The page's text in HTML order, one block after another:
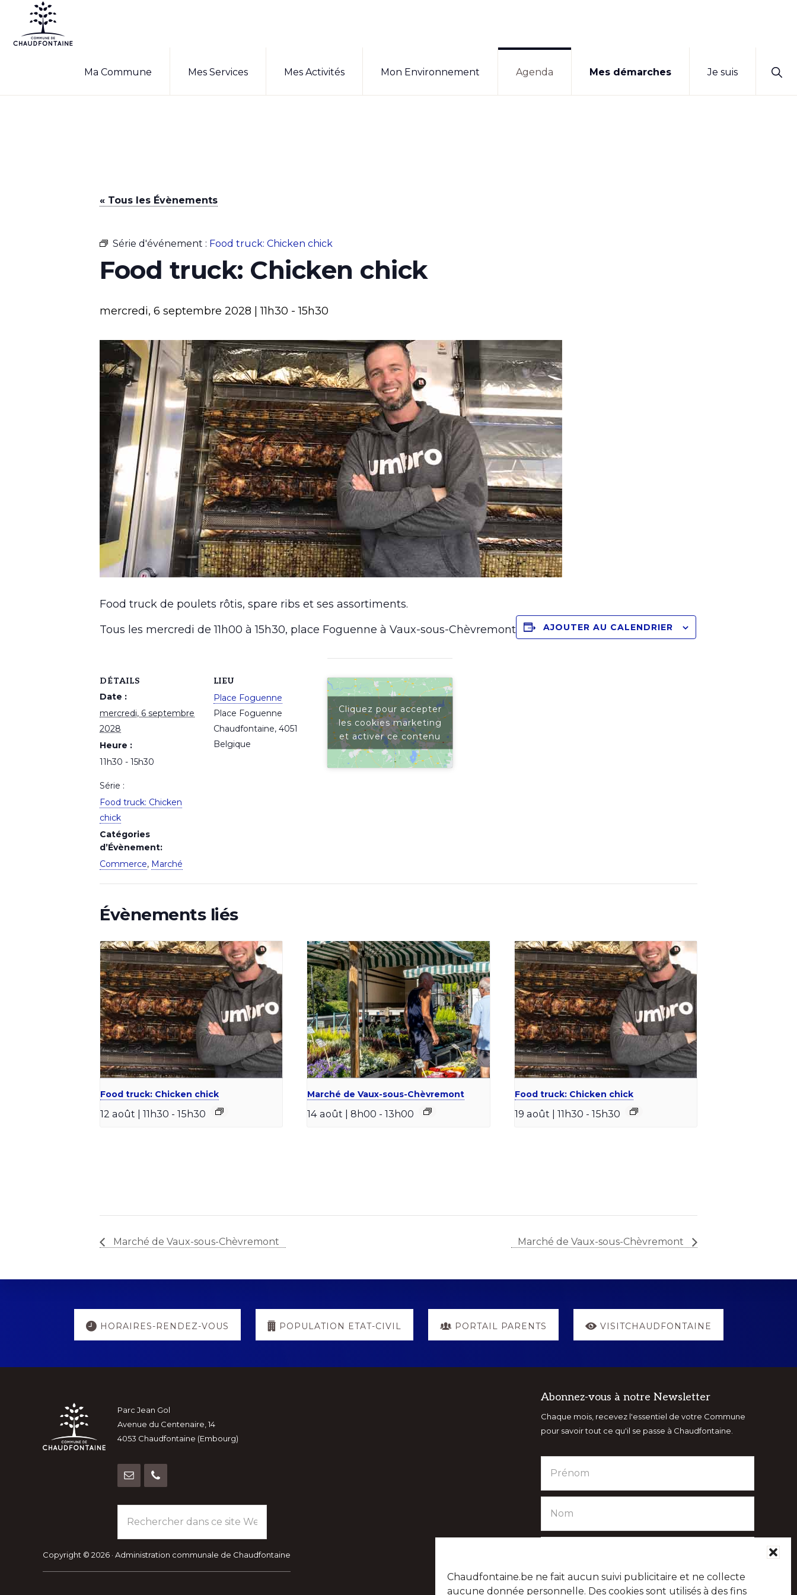
Chaudfontaine.be ne fait aucun suivi publicitaire et ne collecte
aucune donnée personnelle. Des cookies sont utilisés à des fins
Passer
Passer
contenu
CHAUDFONTAINE
de
Ma Commune Mes Services Mes Activités Mon Environnement Agenda Mes démarches Je suis
« Tous les Évènements
Série d'événement : Food truck: Chicken chick
Food truck: Chicken chick
mercredi, 6 septembre 2028 | 11h30 -15h30
Food truck de poulets rôtis, spare ribs et ses assortiments.
Tous les mercredi de 11h00 à 15h30, place Foguenne à Vaux-sous-Chèvremont
AJOUTER AU CALENDRIER
DÉTAILS
Date :
mercredi, 6 septembre
2028
Heure :
11h30 - 15h30
Série :
Food truck: Chicken
chick
Catégories
d’Évènement:
Commerce, Marché
LIEU
Place Foguenne
Place Foguenne
Chaudfontaine, 4051
Belgique
Cliquez pour accepter
les cookies marketing
et activer ce contenu
Évènements liés
Food truck: Chicken chick
12 août | 11h30 - 15h30
Marché de Vaux-sous-Chèvremont
14 août | 8h00 - 13h00
Food truck: Chicken chick
19 août | 11h30 - 15h30
Marché de Vaux-sous-Chèvremont Marché de Vaux-sous-Chèvremont
Explore
more
HORAIRES-RENDEZ-VOUS POPULATION ETAT-CIVIL PORTAIL PARENTS VISITCHAUDFONTAINE
Footer
Parc Jean Gol
Avenue du Centenaire, 14
4053 Chaudfontaine (Embourg)
dans
ce
site
Copyright © 2026 · Administration communale de Chaudfontaine
Abonnez-vous à notre Newsletter
Chaque mois, recevez l'essentiel de votre Commune
pour savoir tout ce qu'il se passe à Chaudfontaine.